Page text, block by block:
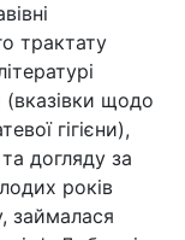
трактату
(вказівки щодо
гігієни),
та догляду за
років
займалася